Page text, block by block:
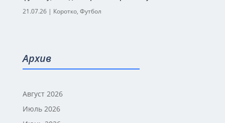
21.07.26| Коротко, Футбол
Архив
Август 2026
Июль 2026